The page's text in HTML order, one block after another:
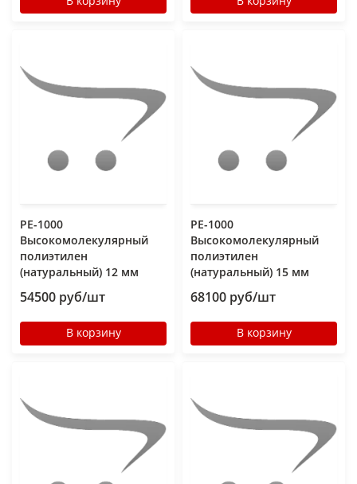
РЕ-1000
Высокомолекулярный
полиэтилен
(натуральный) 12 мм
54500 руб/шт
В корзину
РЕ-1000
Высокомолекулярный
полиэтилен
(натуральный) 15 мм
68100 руб/шт
В корзину